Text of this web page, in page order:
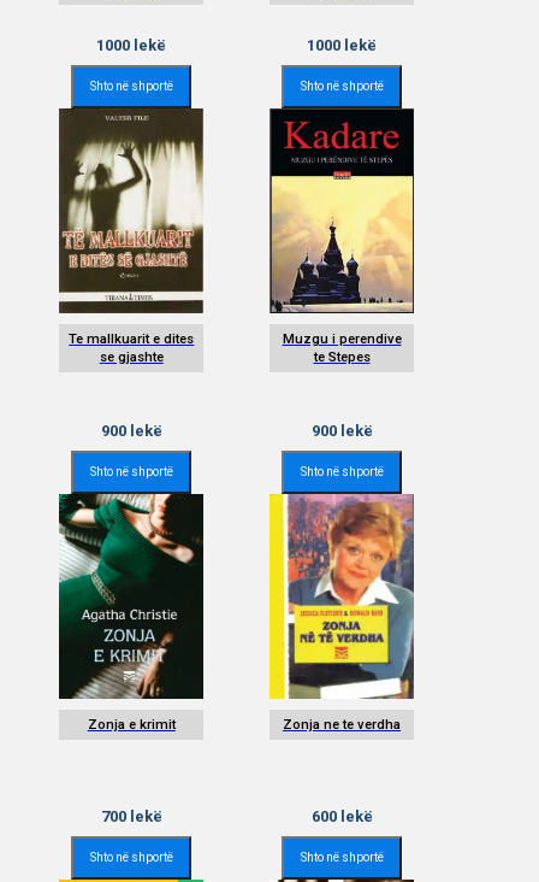
1000 lekë
Shto në shportë
1000 lekë
Shto në shportë
Te mallkuarit e dites
se gjashte
900lekë
Shto në shportë
Muzgu i perendive
te Stepes
900lekë
Shto në shportë
Zonja e krimit
700lekë
Shto në shportë
Zonja ne te verdha
600lekë
Shto në shportë